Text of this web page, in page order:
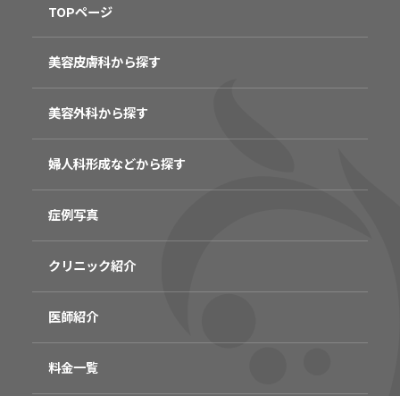
TOPページ
美容皮膚科から探す
美容外科から探す
婦人科形成などから探す
症例写真
クリニック紹介
医師紹介
料金一覧